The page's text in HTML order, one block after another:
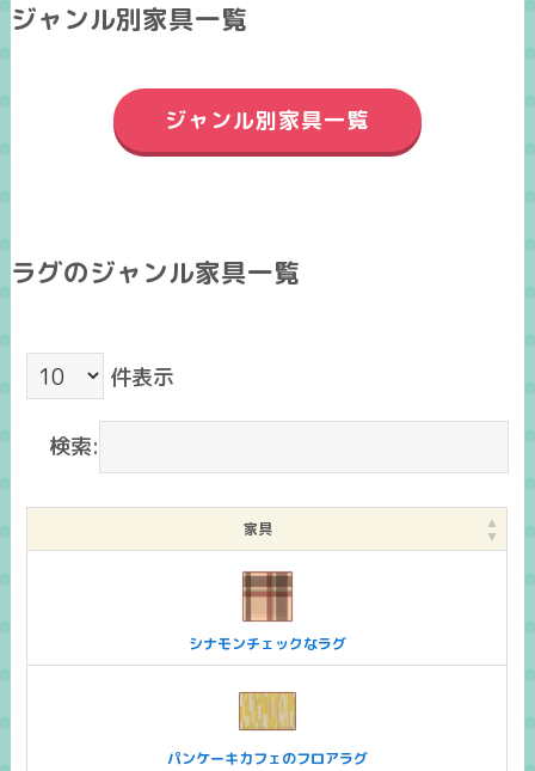
ジャンル別家具一覧
ジャンル別家具一覧
ラグのジャンル家具一覧
件表示
検索:
家具
シナモンチェックなラグ
パンケーキカフェのフロアラグ